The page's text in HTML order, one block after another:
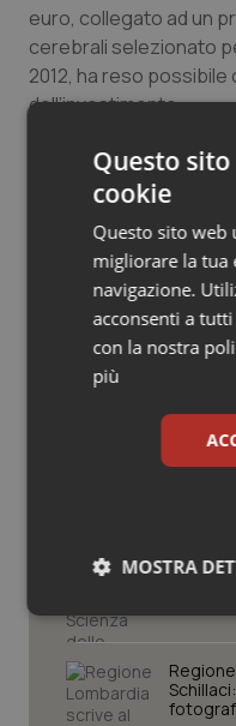
Salute orale &
Sangue &
Tiroide
Tumore ovarico
Tumori del
Ulcera &
euro, collegato ad un
cerebrali selezionato
2012, ha reso
dell’investimento.
© Riproduzione
Potrebbe
Questo
cookie
Questo sito web
migliorare la tua
navigazione.
acconsenti a
con la nostra
più
MOSTRA
Necessari